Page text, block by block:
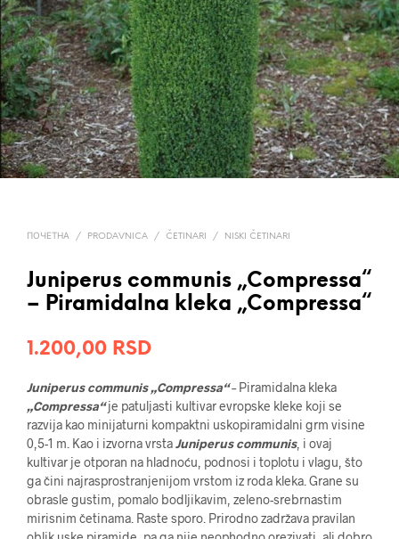
ПОЧЕТНА / PRODAVNICA / ČETINARI / NISKI ČETINARI
Juniperus communis „Compressa“
– Piramidalna kleka „Compressa“
1.200,00 RSD
Juniperus communis „Compressa“– Piramidalna kleka
„Compressa“je patuljasti kultivar evropske kleke koji se
razvija kao minijaturni kompaktni uskopiramidalni grm visine
0,5-1 m. Kao i izvorna vrstaJuniperus communis, i ovaj
kultivar je otporan na hladnoću, podnosi i toplotu i vlagu, što
ga čini najrasprostranjenijom vrstom iz roda kleka. Grane su
obrasle gustim, pomalo bodljikavim, zeleno-srebrnastim
mirisnim četinama. Raste sporo. Prirodno zadržava pravilan